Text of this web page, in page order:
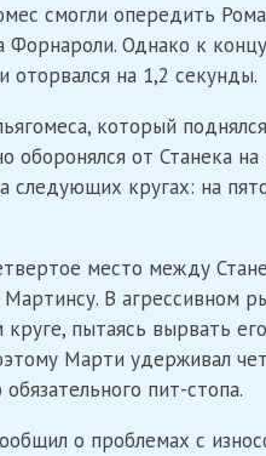
смогли опередить
Форнароли. Однако к
оторвался на 1,2 секунды.
который
оборонялся от Станека
следующих кругах: на
место между
В агрессивном
пытаясь вырвать
Марти удерживал
пит-стопа.
о проблемах с